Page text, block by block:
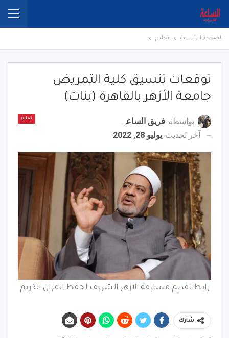
الصفحة الرئيسية تعليم
توقعات تنسيق كلية التمريض
جامعة الأزهر بالقاهرة (بنات)
تعليم بواسطة فريق الساعة برس
آخر تحديث يوليو 28, 2022
رابط تقديم مسابقة الازهر الشريف لحفظ القران الكريم
شارك